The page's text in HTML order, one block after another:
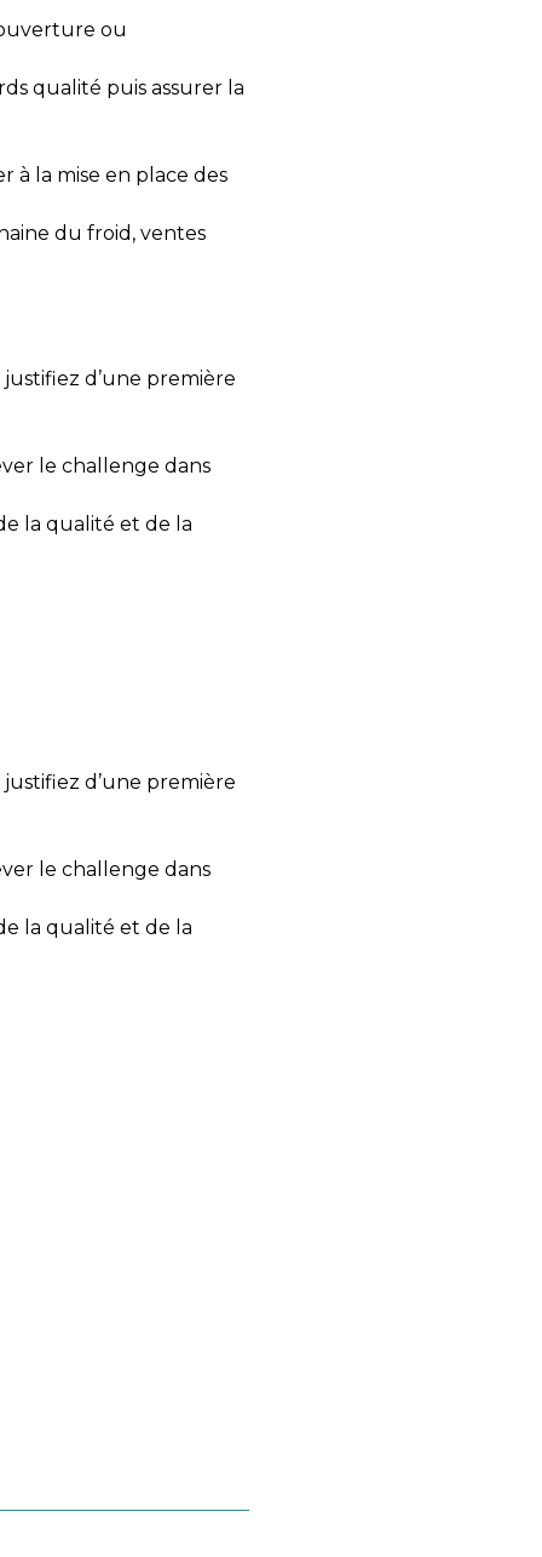
ou
qualité puis assurer la
à la mise en place des
du froid, ventes
d’une première
le challenge dans
la qualité et de la
d’une première
le challenge dans
la qualité et de la